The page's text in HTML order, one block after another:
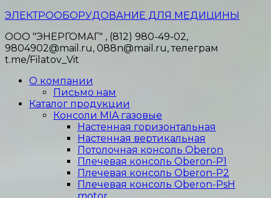
Перейти
содержимому
ЭЛЕКТРООБОРУДОВАНИЕ ДЛЯ МЕДИЦИНЫ
ООО "ЭНЕРГОМАГ" , (812) 980-49-02,
9804902@mail.ru, 088n@mail.ru, телеграм
t.me/Filatov_Vit
О компании
Письмо нам
Каталог продукции
Консоли MIA газовые
Настенная горизонтальная
Настенная вертикальная
Потолочная консоль Oberon
Плечевая консоль Oberon-P1
Плечевая консоль Oberon-P2
Плечевая консоль Oberon-PsH